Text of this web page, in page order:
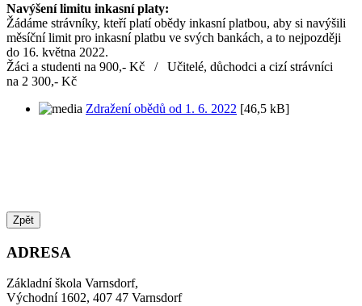
Navýšení limitu inkasní platy:
Žádáme strávníky, kteří platí obědy inkasní platbou, aby si navýšili
měsíční limit pro inkasní platbu ve svých bankách, a to nejpozději
do 16. května 2022.
Žáci a studenti na 900,- Kč / Učitelé, důchodci a cizí strávníci
na 2 300,- Kč
Zdražení obědů od 1. 6. 2022 [46,5 kB]
Zpět
ADRESA
Základní škola Varnsdorf,
Východní 1602, 407 47 Varnsdorf